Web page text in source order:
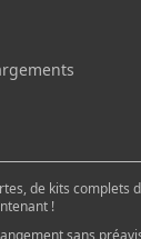
de kits complets
!
sans